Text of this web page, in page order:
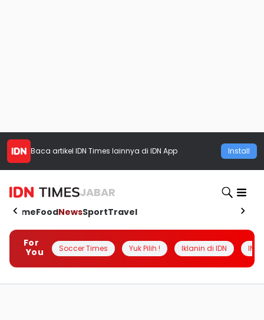
Baca artikel IDN Times lainnya di IDN App Install
JABAR
HomeFoodNewsSportTravel
For
You
Soccer Times Yuk Pilih ! Iklanin di IDN